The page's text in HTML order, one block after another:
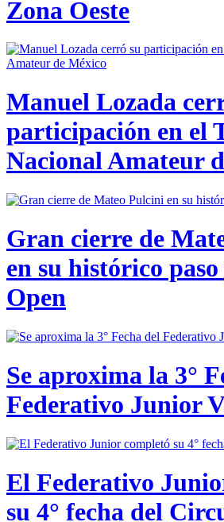
Zona Oeste
Manuel Lozada
participación en el
Nacional Amateur
Gran cierre de
en su histórico
Open
Se aproxima la 3°
Federativo Junior
El Federativo
su 4° fecha del